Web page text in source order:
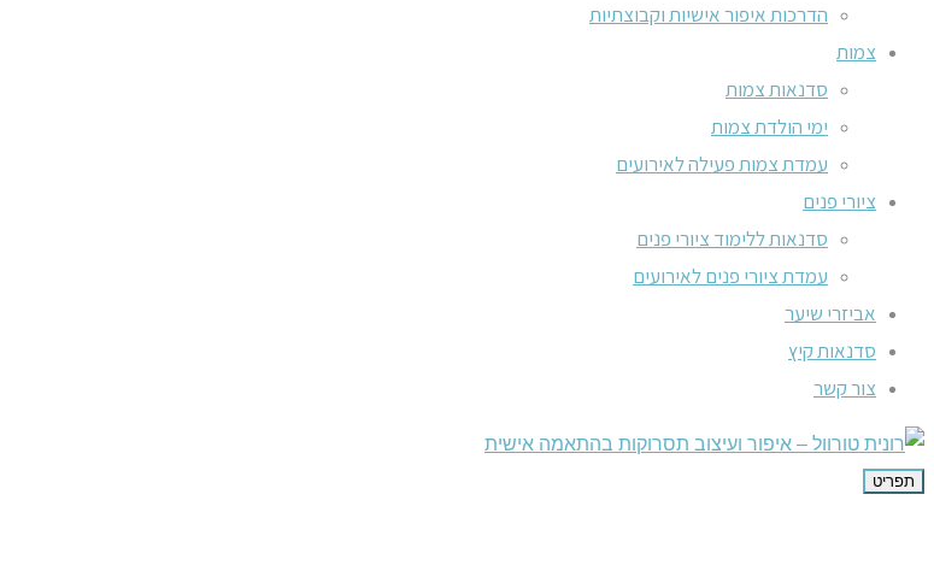
הדרכות איפור אישיות וקבוצתיות
צמות
סדנאות צמות
ימי הולדת צמות
עמדת צמות פעילה לאירועים
ציורי פנים
סדנאות ללימוד ציורי פנים
עמדת ציורי פנים לאירועים
אביזרי שיער
סדנאות קיץ
צור קשר
תפריט